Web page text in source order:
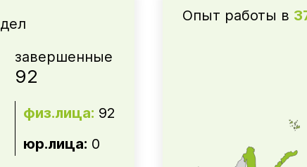
дел
завершенные
92
физ.лица: 92
юр.лица: 0
Опыт работы в